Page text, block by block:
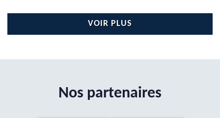
VOIR PLUS
Nos partenaires